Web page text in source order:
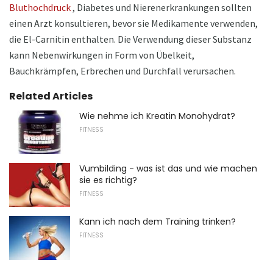
Bluthochdruck, Diabetes und Nierenerkrankungen sollten
einen Arzt konsultieren, bevor sie Medikamente verwenden,
die El-Carnitin enthalten. Die Verwendung dieser Substanz
kann Nebenwirkungen in Form von Übelkeit,
Bauchkrämpfen, Erbrechen und Durchfall verursachen.
Related Articles
Wie nehme ich Kreatin Monohydrat?
FITNESS
Vumbilding - was ist das und wie machen
sie es richtig?
FITNESS
Kann ich nach dem Training trinken?
FITNESS